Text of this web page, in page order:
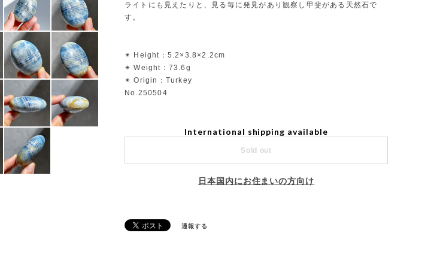
ライトにも見えたりと、見る毎に発見があり観察し甲斐がある天然石で
す。
✴︎ Height：5.2×3.8×2.2cm
✴︎ Weight：73.6g
✴︎ Origin：Turkey
No.250504
International shipping available
Sold out
日本国内にお住まいの方向け
通報する